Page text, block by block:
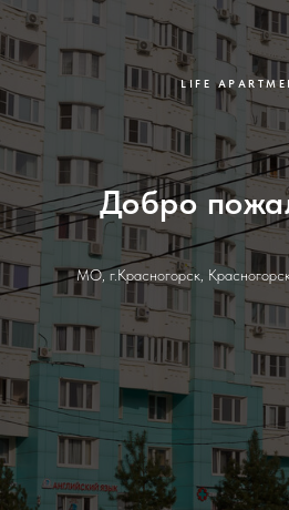
LIFE
Добро
МО, г.Красногорск,